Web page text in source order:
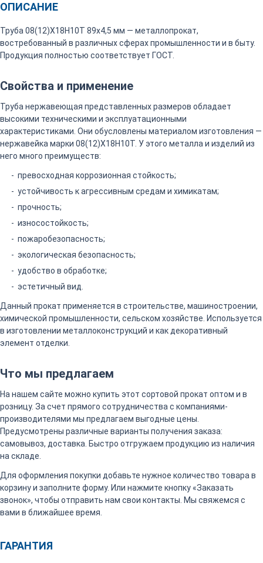
ОПИСАНИЕ
Труба 08(12)Х18Н10Т 89х4,5 мм — металлопрокат,
востребованный в различных сферах промышленности и в быту.
Продукция полностью соответствует ГОСТ.
Свойства и применение
Труба нержавеющая представленных размеров обладает
высокими техническими и эксплуатационными
характеристиками. Они обусловлены материалом изготовления —
нержавейка марки 08(12)Х18Н10Т. У этого металла и изделий из
него много преимуществ:
превосходная коррозионная стойкость;
устойчивость к агрессивным средам и химикатам;
прочность;
износостойкость;
пожаробезопасность;
экологическая безопасность;
удобство в обработке;
эстетичный вид.
Данный прокат применяется в строительстве, машиностроении,
химической промышленности, сельском хозяйстве. Используется
в изготовлении металлоконструкций и как декоративный
элемент отделки.
Что мы предлагаем
На нашем сайте можно купить этот сортовой прокат оптом и в
розницу. За счет прямого сотрудничества с компаниями-
производителями мы предлагаем выгодные цены.
Предусмотрены различные варианты получения заказа:
самовывоз, доставка. Быстро отгружаем продукцию из наличия
на складе.
Для оформления покупки добавьте нужное количество товара в
корзину и заполните форму. Или нажмите кнопку «Заказать
звонок», чтобы отправить нам свои контакты. Мы свяжемся с
вами в ближайшее время.
ГАРАНТИЯ